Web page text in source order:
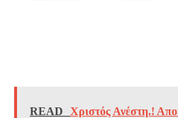
READ
Χριστός Ανέστη.!